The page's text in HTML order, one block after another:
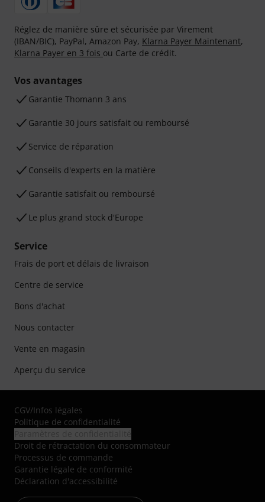
Réglez de manière sûre et sécurisée par Virement
(IBAN/BIC), PayPal, Amazon Pay, Klarna Payer Maintenant,
Klarna Payer en 3 fois ou Carte de crédit.
Vos avantages
Ga­ran­tie Thomann 3 ans
Garantie 30 jours satisfait ou remboursé
Service de réparation
Conseils d'experts en la matière
Garantie satisfait ou remboursé
Le plus grand stock d'Europe
Service
Frais de port et délais de livraison
Centre de service
Bons d'achat
Nous contacter
Vente en magasin
Aperçu du service
CGV/Infos légales
Politique de confidentialité
Droit de rétractation du consommateur
Processus de commande
Garantie légale de conformité
Déclaration d'accessibilité